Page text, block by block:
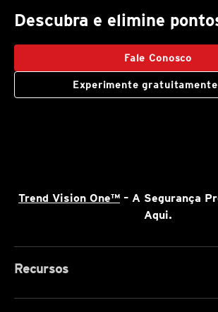
Descubra e elimine
Fale Conosco
Experimente
Trend Vision One™ – A Segurança
Aqui.
Recursos